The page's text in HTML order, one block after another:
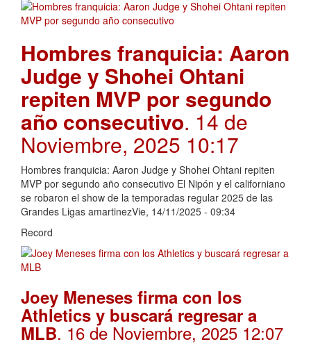
Hombres franquicia: Aaron
Judge y Shohei Ohtani
repiten MVP por segundo
año consecutivo. 14 de
Noviembre, 2025 10:17
Hombres franquicia: Aaron Judge y Shohei Ohtani repiten
MVP por segundo año consecutivo El Nipón y el californiano
se robaron el show de la temporadas regular 2025 de las
Grandes Ligas amartinezVie, 14/11/2025 - 09:34
Record
Joey Meneses firma con los
Athletics y buscará regresar a
MLB. 16 de Noviembre, 2025 12:07